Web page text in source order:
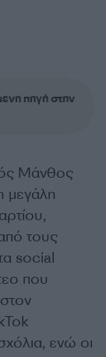
πηγή στην
Μάνθος
μεγάλη
τους
social
που
ενώ οι